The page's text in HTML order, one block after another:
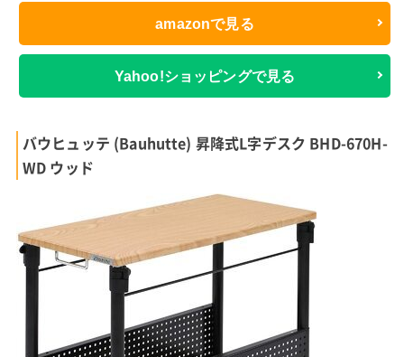
amazonで見る
Yahoo!ショッピングで見る
バウヒュッテ (Bauhutte) 昇降式L字デスク BHD-670H-
WD ウッド